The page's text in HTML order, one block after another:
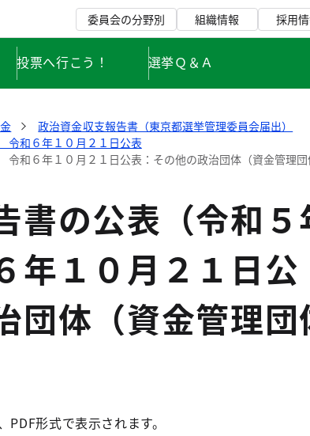
委員会の分野別 組織情報 採用
投票へ行こう！ 選挙Ｑ＆Ａ
政治資金収支報告書（東京都選挙管理委員会届出）
令和６年１０月２１日公表
和６年１０月２１日公表：その他の政治団体（資金管理団
書の公表（令和５
１０月２１日公
団体（資金管理団
形式で表示されます。